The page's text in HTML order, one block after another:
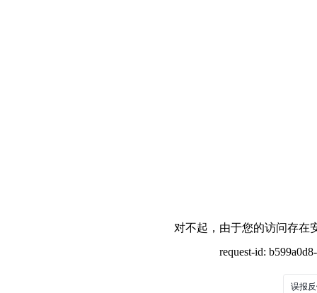
对不起，由于您的访问存在
request-id:
误报